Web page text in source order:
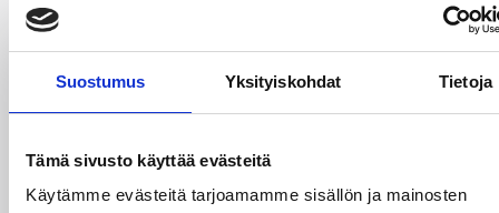
Suostumus Yksityiskohdat Tietoja
Tämä sivusto käyttää evästeitä
Käytämme evästeitä tarjoamamme sisällön ja mainosten